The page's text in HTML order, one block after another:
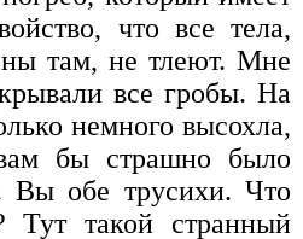
что все тела,
там, не тлеют. Мне
все гробы. На
немного высохла,
бы страшно было
Вы обе трусихи. Что
Тут такой странный